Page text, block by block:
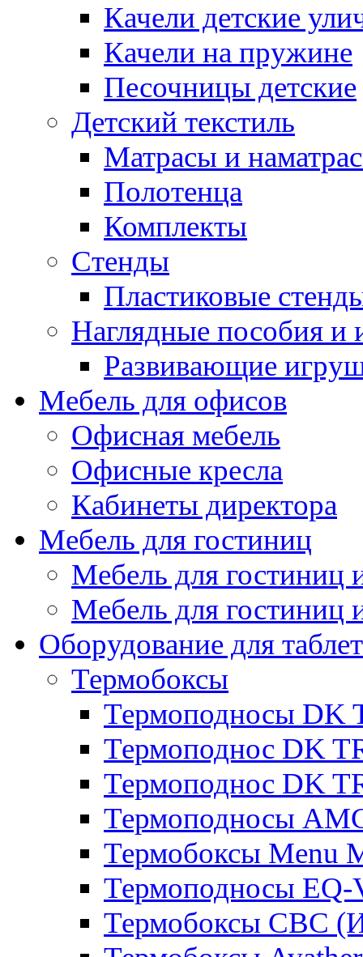
Качели детские
Качели на пружине
Песочницы детские
Детский текстиль
Матрасы и
Полотенца
Комплекты
Стенды
Пластиковые
Наглядные пособия и
Развивающие
Мебель для офисов
Офисная мебель
Офисные кресла
Кабинеты директора
Мебель для гостиниц
Мебель для
Мебель для гостиниц
Оборудование для
Термобоксы
Термоподносы DK
Термоподнос DK
Термоподнос DK
Термоподносы
Термобоксы Menu
Термоподносы EQ-
Термобоксы CBC